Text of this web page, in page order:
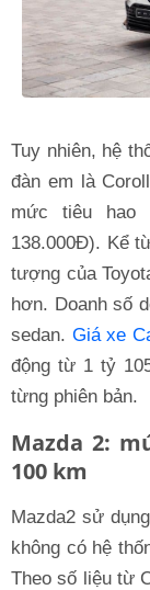
Tuy nhiên, hệ
đàn em là
mức tiêu
138.000Đ). Kể
tượng của
hơn. Doanh số
sedan. Giá xe
động từ 1 tỷ
từng phiên bản.
Mazda 2:
100 km
Mazda2 sử
không có hệ
Theo số liệu từ